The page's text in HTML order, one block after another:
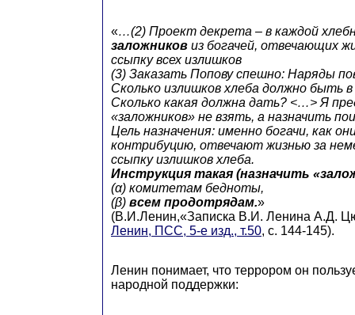
«…(2) Проект декрета – в каждой
заложников из богачей, отвечающих
ссыпку всех излишков
(3) Заказать Попову спешно: Наряды
Сколько излишков хлеба должно быть
Сколько какая должна дать? <…> Я
«заложников» не взять, а назначить
Цель назначения: именно богачи, как
контрибуцию, отвечают жизнью за
ссыпку излишков хлеба.
Инструкция такая (назначить
(α) комитетам бедноты,
(β) всем продотрядам.»
(В.И.Ленин,«Записка В.И. Ленина А.Д.
Ленин, ПСС, 5-е изд., т.50, с. 144-145).
Ленин понимает, что террором он
народной поддержки: